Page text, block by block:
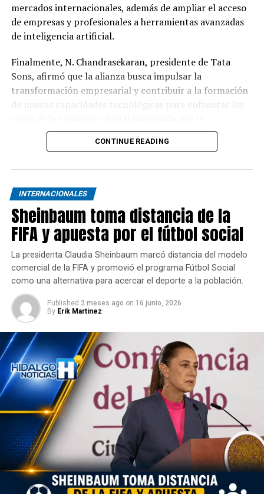
mercados internacionales, además de ampliar el acceso
de empresas y profesionales a herramientas avanzadas
de inteligencia artificial.
Finalmente, N. Chandrasekaran, presidente de Tata
Sons, afirmó que la alianza busca impulsar la
transformación empresarial y contribuir a la formación
de nuevas capacidades tecnológicas para enfrentar los
inteligencia artificial.
CONTINUE READING
INTERNACIONALES
Sheinbaum toma distancia de la
FIFA y apuesta por el fútbol social
La presidenta Claudia Sheinbaum marcó distancia del modelo
comercial de la FIFA y promovió el programa Fútbol Social
como una alternativa para acercar el deporte a la población.
Published 2 meses ago on 16 junio, 2026
By Erik Martinez